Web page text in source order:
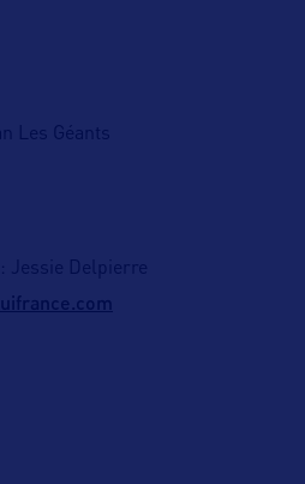
Les Géants
Jessie Delpierre